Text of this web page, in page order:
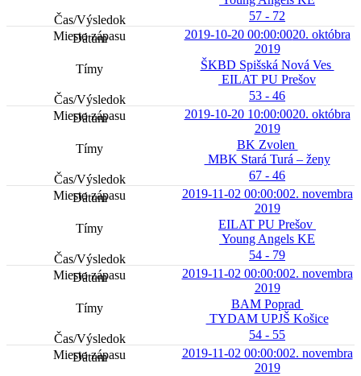
57 - 72
2019-10-20 00:00:0020. októbra
2019
ŠKBD Spišská Nová Ves
EILAT PU Prešov
53 - 46
2019-10-20 10:00:0020. októbra
2019
BK Zvolen
MBK Stará Turá – ženy
67 - 46
2019-11-02 00:00:002. novembra
2019
EILAT PU Prešov
Young Angels KE
54 - 79
2019-11-02 00:00:002. novembra
2019
BAM Poprad
TYDAM UPJŠ Košice
54 - 55
2019-11-02 00:00:002. novembra
2019